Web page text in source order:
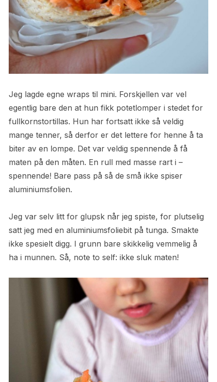
Jeg lagde egne wraps til mini. Forskjellen var vel
egentlig bare den at hun fikk potetlomper i stedet for
fullkornstortillas. Hun har fortsatt ikke så veldig
mange tenner, så derfor er det lettere for henne å ta
biter av en lompe. Det var veldig spennende å få
maten på den måten. En rull med masse rart i –
spennende! Bare pass på så de små ikke spiser
aluminiumsfolien.
Jeg var selv litt for glupsk når jeg spiste, for plutselig
satt jeg med en aluminiumsfoliebit på tunga. Smakte
ikke spesielt digg. I grunn bare skikkelig vemmelig å
ha i munnen. Så, note to self: ikke sluk maten!